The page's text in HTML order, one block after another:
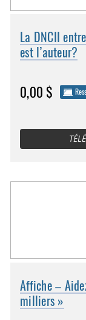
La DNCII
est l’auteur?
0,00 $
Affiche –
milliers »